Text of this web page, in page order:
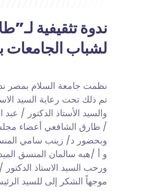
ندوة تثقيفية
لشباب الجامعات
نظمت جامعة السلام بمصر
تم ذلك تحت رعاية السيد
والسيد الأستاذ الدكتور /
/ طارق الشافعي أعضاء مجلس
وبحضور د/ زينب سامي
و أ /هبه سالمان المنسق
ورحب السيد الاستاذ
موجهاً الشكر إلى للسيد